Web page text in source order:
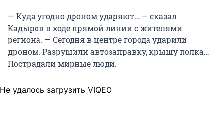
— Куда угодно дроном ударяют… — сказал
Кадыров в ходе прямой линии с жителями
региона. — Сегодня в центре города ударили
дроном. Разрушили автозаправку, крышу полка…
Пострадали мирные люди.
Не удалось загрузить VIQEO